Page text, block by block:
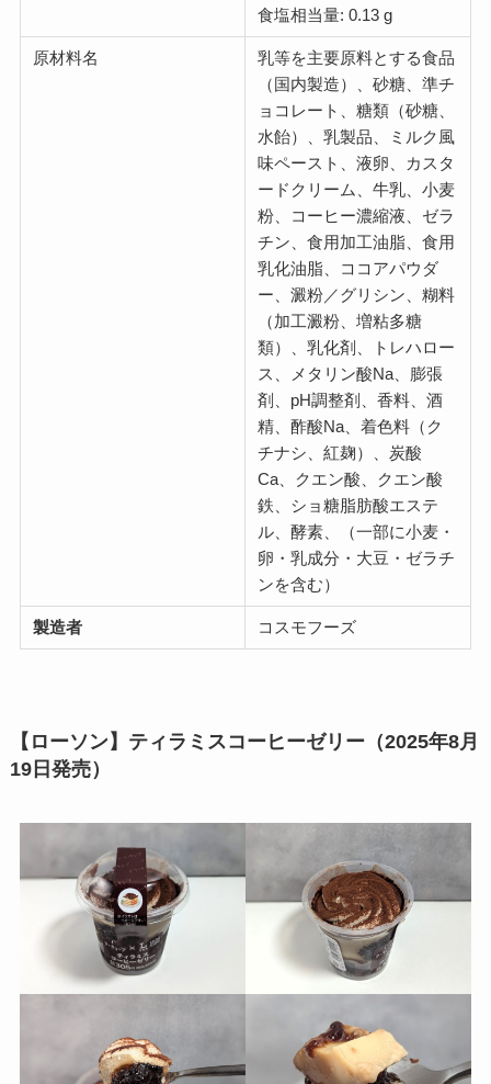
食塩相当量: 0.13 g
原材料名
乳等を主要原料とする食品
（国内製造）、砂糖、準チ
ョコレート、糖類（砂糖、
水飴）、乳製品、ミルク風
味ペースト、液卵、カスタ
ードクリーム、牛乳、小麦
粉、コーヒー濃縮液、ゼラ
チン、食用加工油脂、食用
乳化油脂、ココアパウダ
ー、澱粉／グリシン、糊料
（加工澱粉、増粘多糖
類）、乳化剤、トレハロー
ス、メタリン酸Na、膨張
剤、pH調整剤、香料、酒
精、酢酸Na、着色料（ク
チナシ、紅麹）、炭酸
Ca、クエン酸、クエン酸
鉄、ショ糖脂肪酸エステ
ル、酵素、（一部に小麦・
卵・乳成分・大豆・ゼラチ
ンを含む）
製造者 コスモフーズ
【ローソン】ティラミスコーヒーゼリー（2025年8月
19日発売）